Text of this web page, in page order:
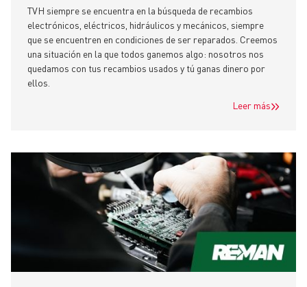
TVH siempre se encuentra en la búsqueda de recambios
electrónicos, eléctricos, hidráulicos y mecánicos, siempre
que se encuentren en condiciones de ser reparados. Creemos
una situación en la que todos ganemos algo: nosotros nos
quedamos con tus recambios usados y tú ganas dinero por
ellos.
Leer más